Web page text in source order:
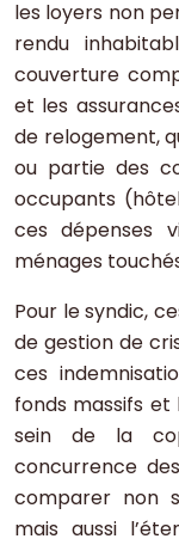
les loyers non
rendu
couverture
et les
de relogement,
ou partie des
occupants
ces dépenses
ménages
Pour le syndic,
de gestion de
ces
fonds massifs et
sein de la
concurrence
comparer non
mais aussi